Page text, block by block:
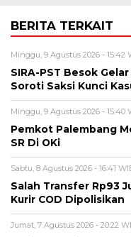
BERITA TERKAIT
Minggu, 9 Agustus 2026 - 15:42
SIRA-PST Besok
Soroti Saksi Kunci
Minggu, 9 Agustus 2026 - 15:40
Pemkot Palembang
SR Di OKi
Sabtu, 8 Agustus 2026 - 16:41
Salah Transfer Rp93
Kurir COD Dipolisikan
Jumat, 7 Agustus 2026 - 20:22